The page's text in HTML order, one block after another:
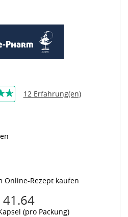
12 Erfahrung(en)
Online-Rezept kaufen
41.64
(pro Packung)